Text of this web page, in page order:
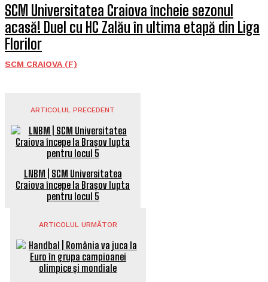
SCM Universitatea Craiova încheie sezonul
acasă! Duel cu HC Zalău în ultima etapă din Liga
Florilor
SCM CRAIOVA (F)
ARTICOLUL PRECEDENT
LNBM | SCM Universitatea
Craiova începe la Brașov lupta
pentru locul 5
ARTICOLUL URMĂTOR